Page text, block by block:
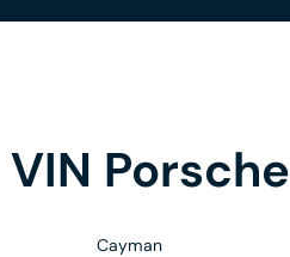
Porsche
Cayman